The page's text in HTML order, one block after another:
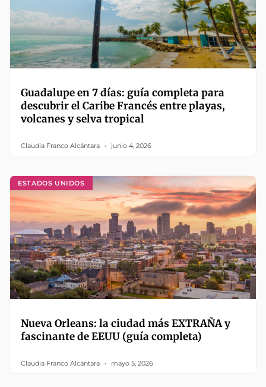
Guadalupe en 7 días: guía completa para
descubrir el Caribe Francés entre playas,
volcanes y selva tropical
Claudia Franco Alcántara junio 4, 2026
ESTADOS UNIDOS
Nueva Orleans: la ciudad más EXTRAÑA y
fascinante de EEUU (guía completa)
Claudia Franco Alcántara mayo 5, 2026